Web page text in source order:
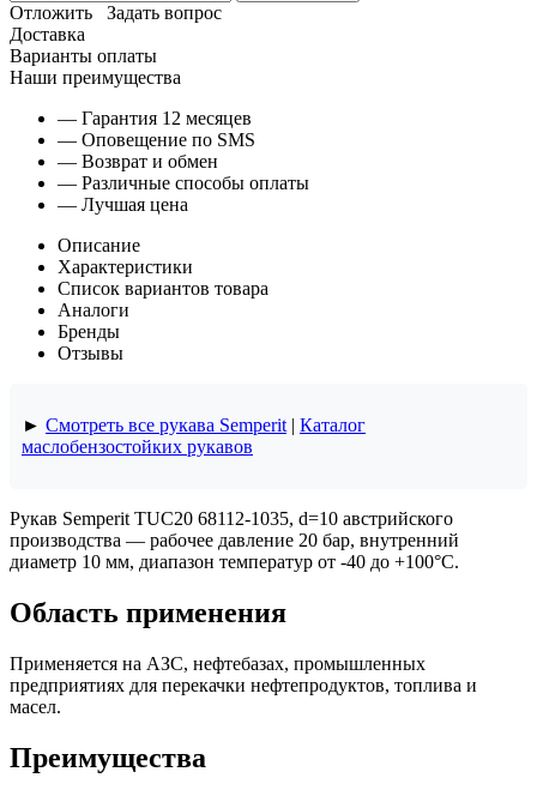
Отложить
Задать вопрос
Доставка
Варианты оплаты
Наши преимущества
— Гарантия 12 месяцев
— Оповещение по SMS
— Возврат и обмен
— Различные способы оплаты
— Лучшая цена
Описание
Характеристики
Список вариантов товара
Аналоги
Бренды
Отзывы
► Смотреть все рукава Semperit | Каталог
маслобензостойких рукавов
Рукав Semperit TUC20 68112-1035, d=10 австрийского
производства — рабочее давление 20 бар, внутренний
диаметр 10 мм, диапазон температур от -40 до +100°C.
Область применения
Применяется на АЗС, нефтебазах, промышленных
предприятиях для перекачки нефтепродуктов, топлива и
масел.
Преимущества